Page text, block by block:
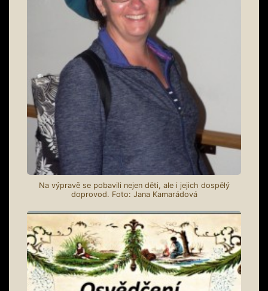
Na výpravě se pobavili nejen děti, ale i jejich dospělý
doprovod. Foto: Jana Kamarádová